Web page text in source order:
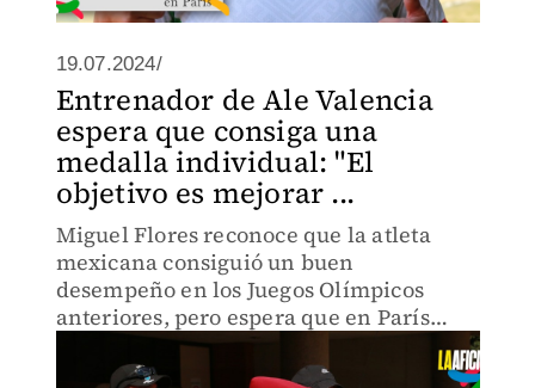
19.07.2024/
Entrenador de Ale Valencia
espera que consiga una
medalla individual: "El
objetivo es mejorar ...
Miguel Flores reconoce que la atleta
mexicana consiguió un buen
desempeño en los Juegos Olímpicos
anteriores, pero espera que en París
2024 suba al podio